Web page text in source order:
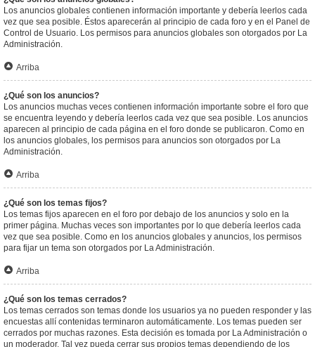
Los anuncios globales contienen información importante y debería leerlos cada
vez que sea posible. Éstos aparecerán al principio de cada foro y en el Panel de
Control de Usuario. Los permisos para anuncios globales son otorgados por La
Administración.
Arriba
¿Qué son los anuncios?
Los anuncios muchas veces contienen información importante sobre el foro que
se encuentra leyendo y debería leerlos cada vez que sea posible. Los anuncios
aparecen al principio de cada página en el foro donde se publicaron. Como en
los anuncios globales, los permisos para anuncios son otorgados por La
Administración.
Arriba
¿Qué son los temas fijos?
Los temas fijos aparecen en el foro por debajo de los anuncios y solo en la
primer página. Muchas veces son importantes por lo que debería leerlos cada
vez que sea posible. Como en los anuncios globales y anuncios, los permisos
para fijar un tema son otorgados por La Administración.
Arriba
¿Qué son los temas cerrados?
Los temas cerrados son temas donde los usuarios ya no pueden responder y las
encuestas allí contenidas terminaron automáticamente. Los temas pueden ser
cerrados por muchas razones. Esta decisión es tomada por La Administración o
un moderador. Tal vez pueda cerrar sus propios temas dependiendo de los